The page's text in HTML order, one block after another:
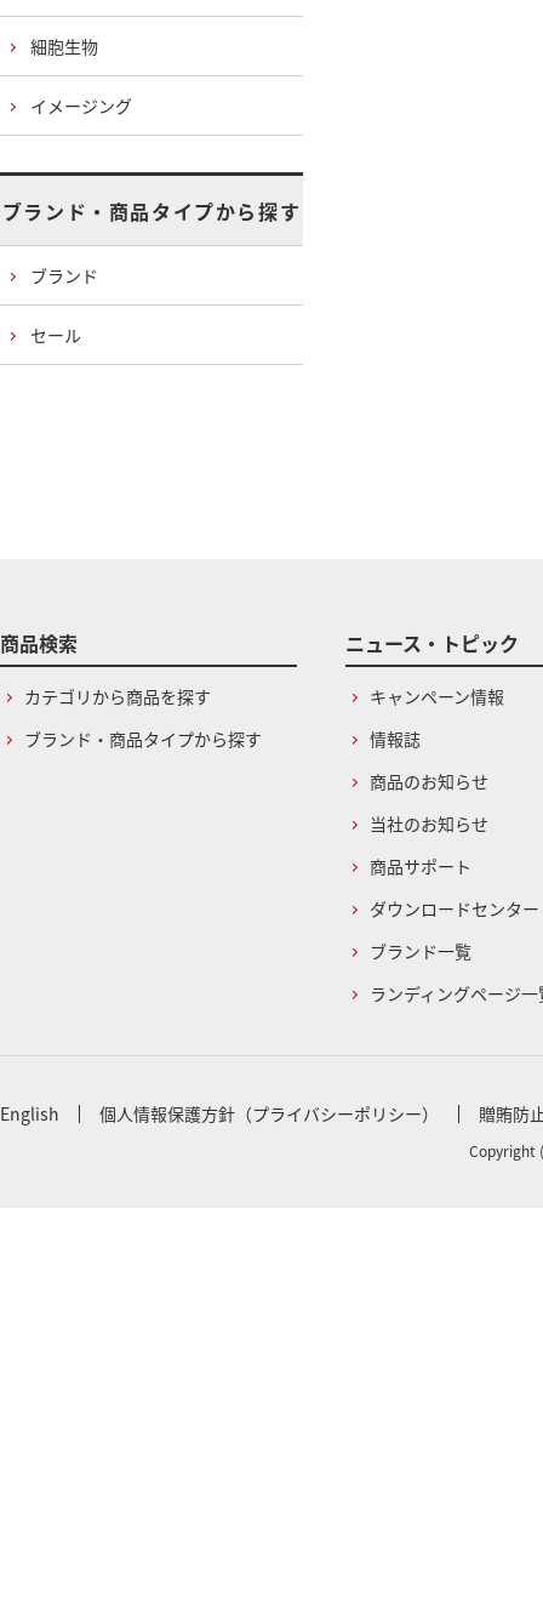
細胞生物
イメージング
ブランド・商品タイプから探す
ブランド
セール
商品検索
カテゴリから商品を探す
ブランド・商品タイプから探す
ニュース・トピック
キャンペーン情報
情報誌
商品のお知らせ
当社のお知らせ
商品サポート
ダウンロードセンター
ブランド一覧
ランディングページ一
English 個人情報保護方針（プライバシーポリシー） 贈賄防
Copyright